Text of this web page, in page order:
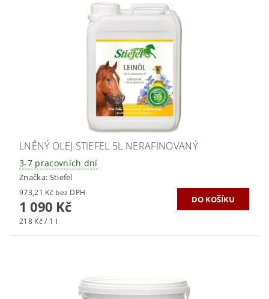
LNĚNÝ OLEJ STIEFEL 5L NERAFINOVANÝ
3-7 pracovních dní
Značka: Stiefel
973,21 Kč bez DPH
1 090 Kč
218 Kč / 1 l